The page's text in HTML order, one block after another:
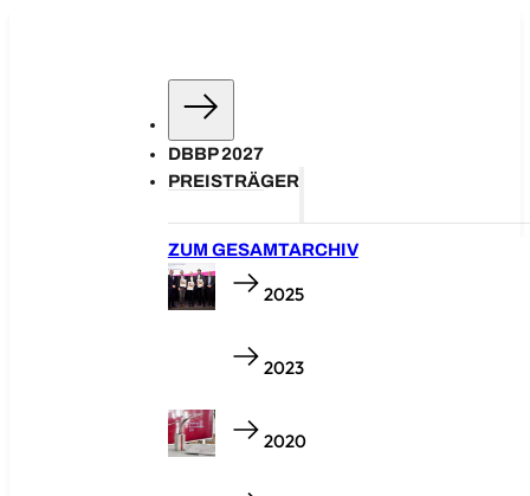
DBBP 2027
PREISTRÄGER
ZUM GESAMTARCHIV
2025
2023
2020